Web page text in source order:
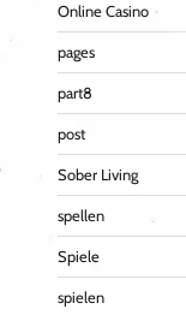
Online Casino
pages
part8
post
Sober Living
spellen
Spiele
spielen